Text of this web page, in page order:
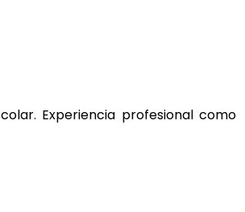
Experiencia profesional como